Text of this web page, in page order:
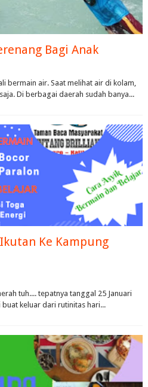
Bagi Anak
bermain air. Saat melihat air di kolam,
Di berbagai daerah sudah banya...
Ke Kampung
tuh.... tepatnya tanggal 25 Januari
keluar dari rutinitas hari...